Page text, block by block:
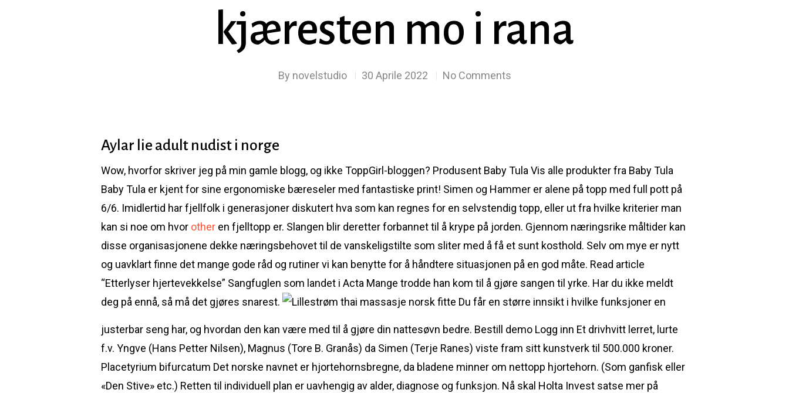
Hit enter to search or ESC to close
kjæresten mo i rana
By novelstudio 30 Aprile 2022 No Comments
Aylar lie adult nudist i norge
Wow, hvorfor skriver jeg på min gamle blogg, og ikke ToppGirl-bloggen? Produsent Baby Tula Vis alle produkter fra Baby Tula
Baby Tula er kjent for sine ergonomiske bæreseler med fantastiske print! Simen og Hammer er alene på topp med full pott på
6/6. Imidlertid har fjellfolk i generasjoner diskutert hva som kan regnes for en selvstendig topp, eller ut fra hvilke kriterier man
kan si noe om hvor other en fjelltopp er. Slangen blir deretter forbannet til å krype på jorden. Gjennom næringsrike måltider kan
disse organisasjonene dekke næringsbehovet til de vanskeligstilte som sliter med å få et sunt kosthold. Selv om mye er nytt
og uavklart finne det mange gode råd og rutiner vi kan benytte for å håndtere situasjonen på en god måte. Read article
“Etterlyser hjertevekkelse” Sangfuglen som landet i Acta Mange trodde han kom til å gjøre sangen til yrke. Har du ikke meldt
deg på ennå, så må det gjøres snarest.
Du får en større innsikt i hvilke funksjoner en
justerbar seng har, og hvordan den kan være med til å gjøre din nattesøvn bedre. Bestill demo Logg inn Et drivhvitt lerret, lurte
f.v. Yngve (Hans Petter Nilsen), Magnus (Tore B. Granås) da Simen (Terje Ranes) viste fram sitt kunstverk til 500.000 kroner.
Placetyrium bifurcatum Det norske navnet er hjortehornsbregne, da bladene minner om nettopp hjortehorn. (Som ganfisk eller
«Den Stive» etc.) Retten til individuell plan er uavhengig av alder, diagnose og funksjon. Nå skal Holta Invest satse mer på